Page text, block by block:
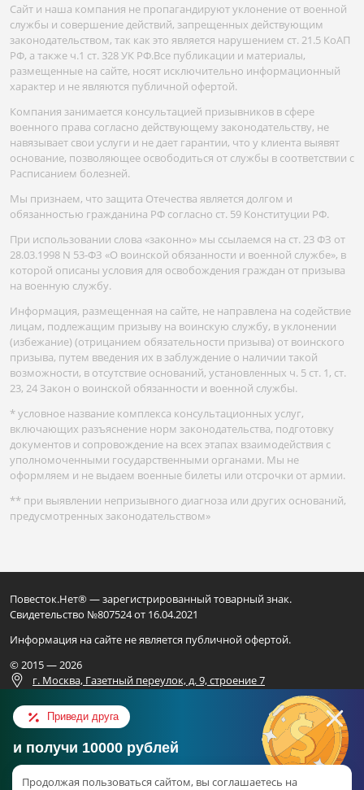
Приведи друга
и получи 10000 рублей
Сайт и наша компания не пропагандируют уклонение от военной
службы и совершение действий, запрещенных действующим
законодательством, так как это является нарушением ст. 21.5 КоАП
РФ, а также ч.1 ст. 328 УК РФ.Все публикации и материалы,
размещенные на сайте, носят исключительно информационный
характер и не являются публичной офертой.
Компания занимается консультацией призывников в сфере
военного права согласно действующему законодательству, не
навязывает свои услуги и не дает гарантии, что у клиента выявят
основание, позволяющее освободиться от службы в соответствии с
Расписанием болезней.
Мы признаем, что защита Отечества является долгом и
обязанностью гражданина РФ согласно ст. 59 Конституции РФ.
При использовании слова «законно» мы ссылаемся на ст. 23 ФЗ от
28.03.1998 N 53-ФЗ «О воинской обязанности и военной службе», в
которой описаны условия для освобождения граждан от призыва
на военную службу.
Информация, размещенная на сайте, не направлена на содействие
лицам, подлежащим призыву на воинскую службу, в уклонении
(избежание) (отрицанием обязательности призыва) от воинского
призыва, путем введения их в заблуждение о наличии такой
возможности, в отсутствие оснований, установленных ч. 5 ст. 1, ст.
23, 24 Закон о воинской обязанности и военной службы.
* условное название комплекса консультационных услуг,
включающих разъяснение норм законодательства, подготовку
документов и сопровождение на всех этапах взаимодействия с
уполномоченными государственными органами. Мы не
оформляем и не выдаем военные билеты или отсрочки от армии.
** при выявлении непризывного диагноза или других оснований,
предусмотренных законодательством»
Консультация в ВК
ОГРН 325169000248801
ИНН 165917449559
г. Москва, Газетный переулок, д. 9, строение 7
Для официальных запросов
Повесток.Нет® — зарегистрированный товарный знак.
Свидетельство №807524 от 16.04.2021
Информация на сайте не является публичной офертой.
© 2015 — 2026
Продолжая пользоваться сайтом, вы соглашаетесь на